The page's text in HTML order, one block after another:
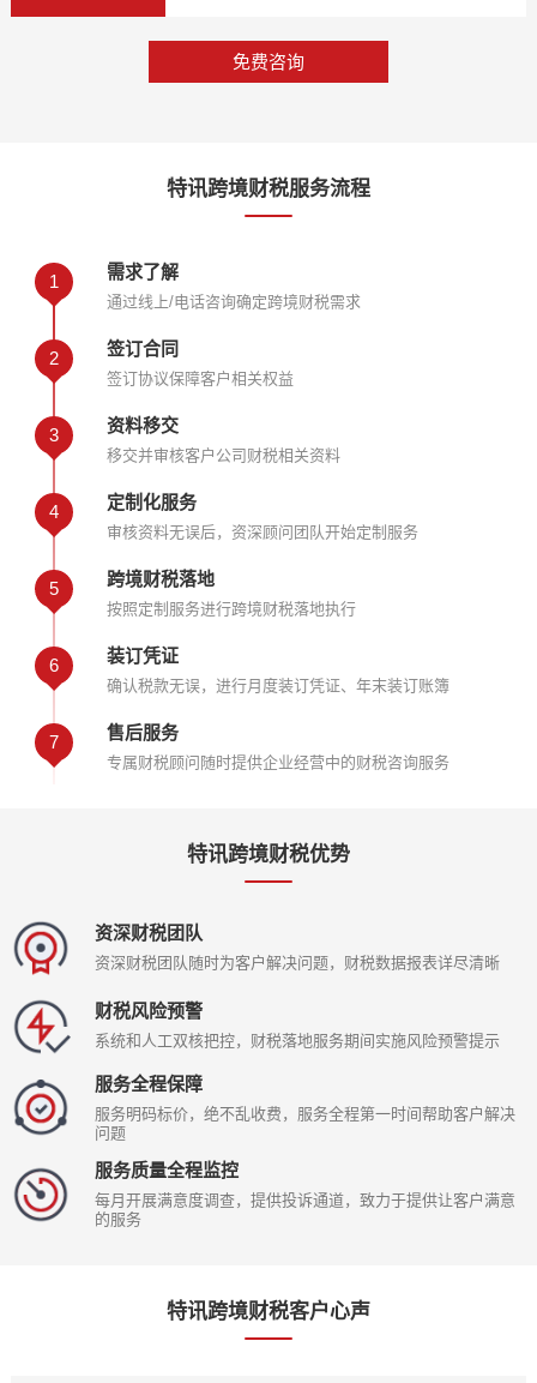
免费咨询
特讯跨境财税服务流程
1 需求了解
通过线上/电话咨询确定跨境财税需求
2 签订合同
签订协议保障客户相关权益
3 资料移交
移交并审核客户公司财税相关资料
4 定制化服务
审核资料无误后，资深顾问团队开始定制服务
5 跨境财税落地
按照定制服务进行跨境财税落地执行
6 装订凭证
确认税款无误，进行月度装订凭证、年末装订账簿
7 售后服务
专属财税顾问随时提供企业经营中的财税咨询服务
特讯跨境财税优势
资深财税团队
资深财税团队随时为客户解决问题，财税数据报表详尽清晰
财税风险预警
系统和人工双核把控，财税落地服务期间实施风险预警提示
服务全程保障
服务明码标价，绝不乱收费，服务全程第一时间帮助客户解决
问题
服务质量全程监控
每月开展满意度调查，提供投诉通道，致力于提供让客户满意
的服务
特讯跨境财税客户心声